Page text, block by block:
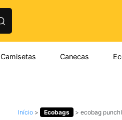
Camisetas Canecas
Início > Ecobags > ecobag